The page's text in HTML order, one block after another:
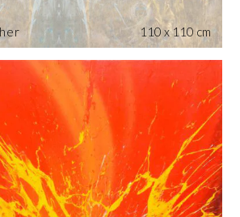
110 x 110 cm